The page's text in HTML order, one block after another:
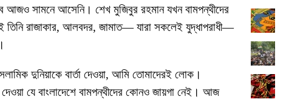
আজও সামনে আসেনি। শেখ মুজিবুর রহমান যখন বামপন্থীদের
রাজাকার, আলবদর, জামাত— যারা সকলেই যুদ্ধাপরাধী—
দুনিয়াকে বার্তা দেওয়া, আমি তোমাদেরই লোক।
যে বাংলাদেশে বামপন্থীদের কোনও জায়গা নেই। আজ